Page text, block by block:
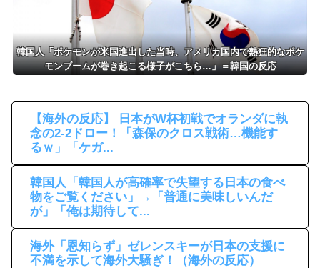
韓国人「ポケモンが米国進出した当時、アメリカ国内で熱狂的なポケ
モンブームが巻き起こる様子がこちら…」＝韓国の反応
【海外の反応】 日本がW杯初戦でオランダに執
念の2-2ドロー！「森保のクロス戦術…機能す
るｗ」「ケガ...
韓国人「韓国人が高確率で失望する日本の食べ
物をご覧ください」→「普通に美味しいんだ
が」「俺は期待して...
海外「恩知らず」ゼレンスキーが日本の支援に
不満を示して海外大騒ぎ！（海外の反応）